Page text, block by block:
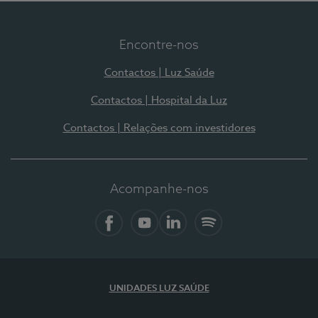
Encontre-nos
Contactos | Luz Saúde
Contactos | Hospital da Luz
Contactos | Relações com investidores
Acompanhe-nos
UNIDADES LUZ SAÚDE